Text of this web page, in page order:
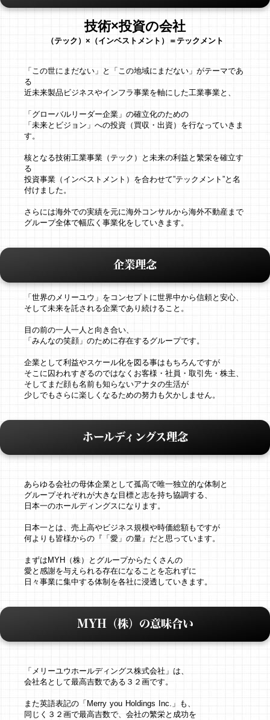
技術×投資の会社
（テック）×（インベストメント）＝テックメント
「この世にまだない」と「この地域にまだない」がテーマであ
る
近未来製品ビジネスやインフラ事業を軸にした工業事業と、
「グローバルリーダー企業」の確立化のための
「未来とビジョン」への投資（買収・出資）を行なっていきま
す。
核となる技術工業事業（テック）と未来の利益と繁栄を確立す
る
投資事業（インベストメント）を合わせて”テックメント”と名
付けました。
さらには海外での実績を元に海外コンサルから海外不動産まで
グループ全体で幅広く事業化をしていきます。
企業理念
「世界のメリーユウ」をコンセプトに世界中から信頼と安心、
そして未来を託される企業であり続けること。
目の前の一人一人と向き合い、
「みんなの笑顔」のために存在するグループです。
企業として利益やスケール化を図る事はもちろんですが
そこに囚われすぎるのではなくお客様・社員・取引先・株主、
そしてまだ顔も名前も知らないアナタの生活が
少しでもさらに楽しくなるための努力も欠かしません。
ホールディングス理念
あらゆる会社の母体企業として孤高で唯一独立的な体制と
グループそれぞれが大きな目標と志を持ち協調する、
日本一のホールディングスになります。
日本一とは、売上高やビジネス規模や時価総額もですが
何よりも皆様からの『「愛」の量』だと思っています。
まずはMYH（株）とグループからたくさんの
愛と感謝を与えられる存在になることを忘れずに
日々事業に集中する体制を各社に浸透していきます。
MYH（株）の意味合い
「メリーユウホールディングス株式会社」は、
会社名として最高吉数である３２画です。
また英語表記の「Merry you Holdings Inc.」も、
同じく３２画で最高吉数で、会社の繁栄と成功を